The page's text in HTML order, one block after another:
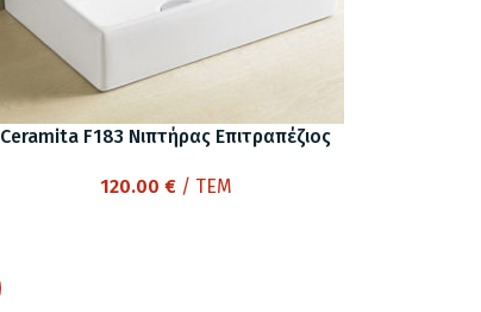
Ceramita F183 Νιπτήρας Επιτραπέζιος
120.00 €/ ΤΕΜ